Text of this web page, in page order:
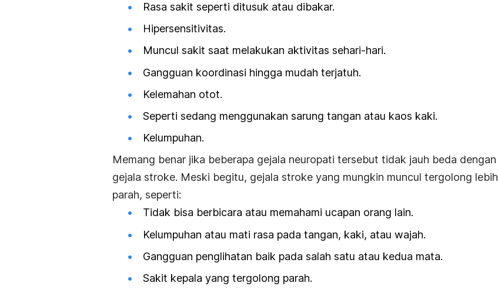
Rasa sakit seperti ditusuk atau dibakar.
Hipersensitivitas.
Muncul sakit saat melakukan aktivitas sehari-hari.
Gangguan koordinasi hingga mudah terjatuh.
Kelemahan otot.
Seperti sedang menggunakan sarung tangan atau kaos kaki.
Kelumpuhan.
Memang benar jika beberapa gejala neuropati tersebut tidak jauh beda dengan
gejala stroke. Meski begitu, gejala stroke yang mungkin muncul tergolong lebih
parah, seperti:
Tidak bisa berbicara atau memahami ucapan orang lain.
Kelumpuhan atau mati rasa pada tangan, kaki, atau wajah.
Gangguan penglihatan baik pada salah satu atau kedua mata.
Sakit kepala yang tergolong parah.